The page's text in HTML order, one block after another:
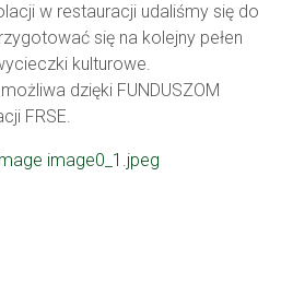
w restauracji udaliśmy się do
się na kolejny pełen
kulturowe.
dzięki FUNDUSZOM
FRSE.